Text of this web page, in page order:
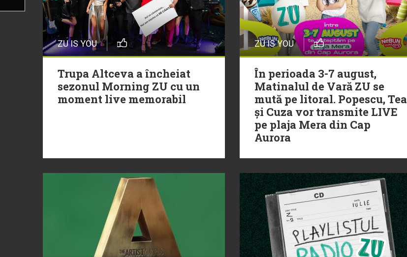
ZU IS YOU
Trupa Altceva a încheiat
sezonul Morning ZU cu un
moment live memorabil
ZU IS YOU
În perioada 3-7 august,
Matinalul de Vară ZU se
mută pe litoral. Popescu, Tea
și Cuza vor transmite LIVE
pe plaja Mera din Cap
Aurora